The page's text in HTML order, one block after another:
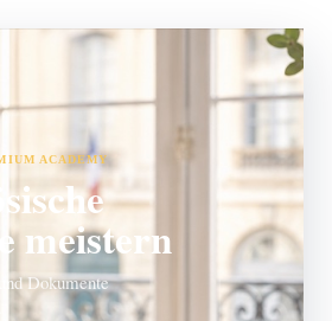
ACADEMY
meistern
Dokumente